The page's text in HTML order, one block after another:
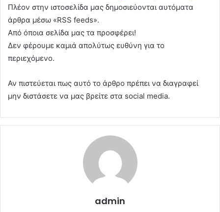
Πλέον στην ιστοσελίδα μας δημοσιεύονται αυτόματα
άρθρα μέσω «RSS feeds».
Από όποια σελίδα μας τα προσφέρει!
Δεν φέρουμε καμιά απολύτως ευθύνη για το
περιεχόμενο.
Αν πιστεύεται πως αυτό το άρθρο πρέπει να διαγραφεί
μην διστάσετε να μας βρείτε στα social media.
admin